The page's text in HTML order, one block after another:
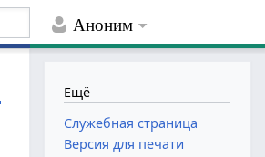
Аноним
Ещё
Служебная страница
Версия для печати